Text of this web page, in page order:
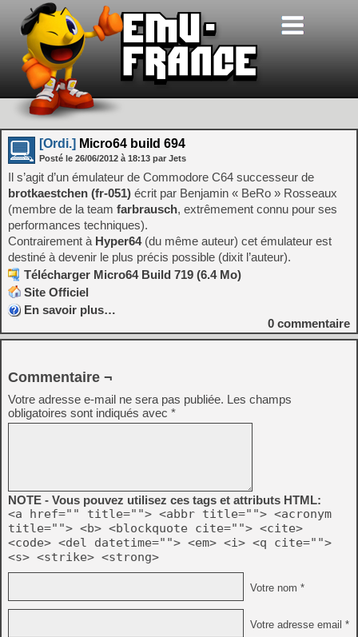
[Ordi.] Micro64 build 694
Posté le 26/06/2012 à 18:13 par Jets
Il s’agit d’un émulateur de Commodore C64 successeur de
brotkaestchen (fr-051) écrit par Benjamin « BeRo » Rosseaux
(membre de la team farbrausch, extrêmement connu pour ses
performances techniques).
Contrairement à Hyper64(du même auteur) cet émulateur est
destiné à devenir le plus précis possible (dixit l’auteur).
Télécharger Micro64 Build 719 (6.4 Mo)
Site Officiel
En savoir plus…
0 commentaire
Commentaire ¬
Votre adresse e-mail ne sera pas publiée. Les champs
obligatoires sont indiqués avec *
NOTE - Vous pouvez utilisez ces tags et attributs HTML:
<a href="" title=""> <abbr title=""> <acronym
title=""> <b> <blockquote cite=""> <cite>
<code> <del datetime=""> <em> <i> <q cite="">
<s> <strike> <strong>
Votre nom *
Votre adresse email *